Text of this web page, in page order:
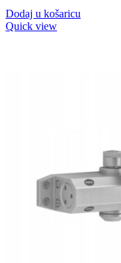
Dodaj u košaricu
Quick view